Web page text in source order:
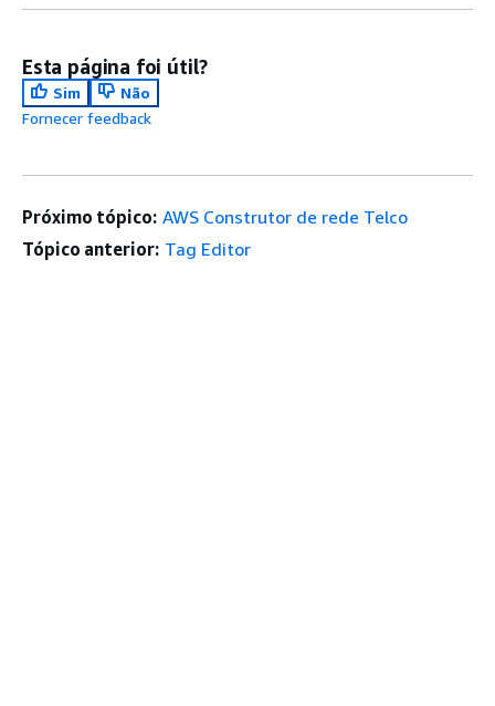
Esta página foi útil?
Sim
Não
Fornecer feedback
Próximo tópico: AWS Construtor de rede Telco
Tópico anterior: Tag Editor